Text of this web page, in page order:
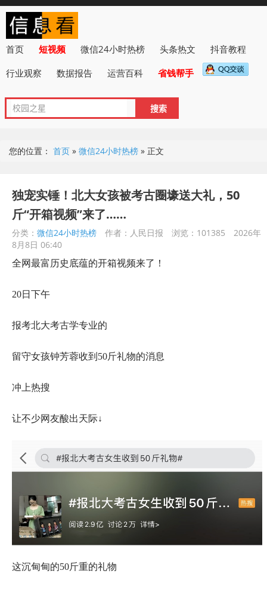
首页 短视频 微信24小时热榜 头条热文
抖音教程
行业观察
数据报告 运营百科 省钱帮手
您的位置： 首页 » 微信24小时热榜 » 正文
独宠实锤！北大女孩被考古圈壕送大礼，50
斤“开箱视频”来了……
分类： 微信24小时热榜 作者：人民日报 浏览：101385
2026年
8月8日 06:40
全网最富历史底蕴的开箱视频来了！
20日下午
报考北大考古学专业的
留守女孩钟芳蓉收到50斤礼物的消息
冲上热搜
让不少网友酸出天际↓
这沉甸甸的50斤重的礼物